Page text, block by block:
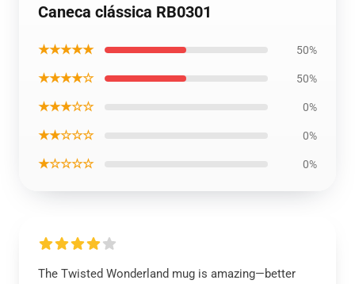
Caneca clássica RB0301
★★★★★ 50%
★★★★☆ 50%
★★★☆☆ 0%
★★☆☆☆ 0%
★☆☆☆☆ 0%
The Twisted Wonderland mug is amazing—better